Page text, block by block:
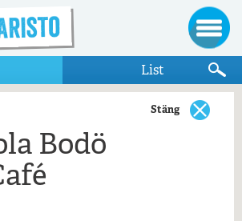
List
som visas på kartan
Stäng
Bodö